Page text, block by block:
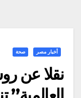
أخبار مصر صحة
نقلا عن